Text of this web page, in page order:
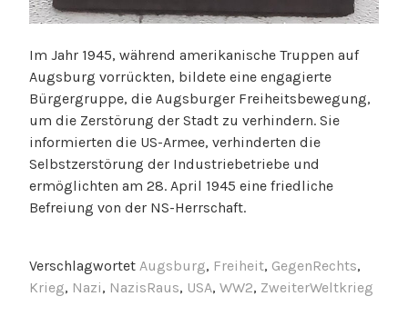
Im Jahr 1945, während amerikanische Truppen auf
Augsburg vorrückten, bildete eine engagierte
Bürgergruppe, die Augsburger Freiheitsbewegung,
um die Zerstörung der Stadt zu verhindern. Sie
informierten die US-Armee, verhinderten die
Selbstzerstörung der Industriebetriebe und
ermöglichten am 28. April 1945 eine friedliche
Befreiung von der NS-Herrschaft.
Verschlagwortet Augsburg, Freiheit, GegenRechts,
Krieg, Nazi, NazisRaus, USA, WW2, ZweiterWeltkrieg